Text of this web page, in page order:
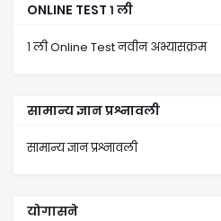
ONLINE TEST १ ली
१ ली Online Test नवीन अभ्यासक्रम
सामान्य ज्ञान प्रश्नावली
सामान्य ज्ञान प्रश्नावली
योगासने